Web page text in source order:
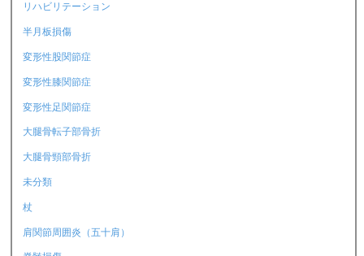
リハビリテーション
半月板損傷
変形性股関節症
変形性膝関節症
変形性足関節症
大腿骨転子部骨折
大腿骨頸部骨折
未分類
杖
肩関節周囲炎（五十肩）